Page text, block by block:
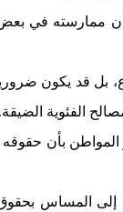
في
قد يكون
الفئوية الضيقة.
بأن
المساس